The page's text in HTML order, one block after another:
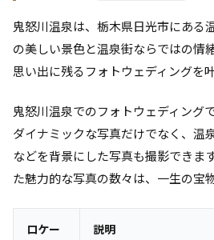
鬼怒川温泉は、栃木県日光市にある
の美しい景色と温泉街ならではの情
思い出に残るフォトウェディングを
鬼怒川温泉でのフォトウェディング
ダイナミックな写真だけでなく、温
などを背景にした写真も撮影できま
た魅力的な写真の数々は、一生の宝
ロケー
説明